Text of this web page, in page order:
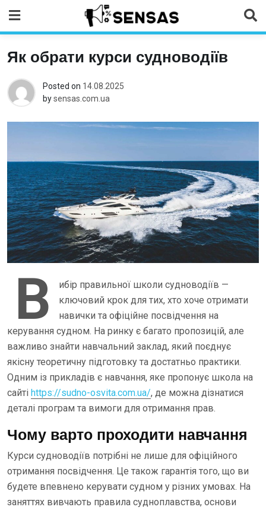
content
Як обрати курси судноводіїв
Posted on 14.08.2025
bysensas.com.ua
В
ибір правильної школи судноводіїв —
ключовий крок для тих, хто хоче отримати
навички та офіційне посвідчення на
керування судном. На ринку є багато пропозицій, але
важливо знайти навчальний заклад, який поєднує
якісну теоретичну підготовку та достатньо практики.
Одним із прикладів є навчання, яке пропонує школа на
сайті https://sudno-osvita.com.ua/, де можна дізнатися
деталі програм та вимоги для отримання прав.
Чому варто проходити навчання
Курси судноводіїв потрібні не лише для офіційного
отримання посвідчення. Це також гарантія того, що ви
будете впевнено керувати судном у різних умовах. На
заняттях вивчають правила судноплавства, основи